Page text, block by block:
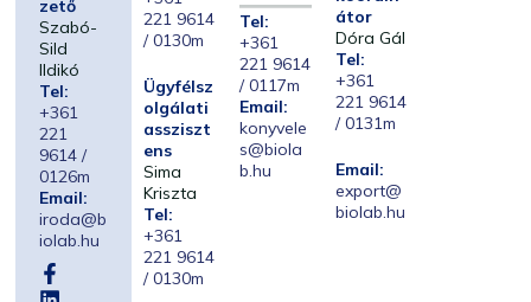
zető
Szabó-
Sild
Ildikó
Tel:
+361
221
9614 /
0126m
Email:
iroda@b
iolab.hu
221 9614
/ 0130m
Ügyfélsz
olgálati
assziszt
ens
Sima
Kriszta
Tel:
+361
221 9614
/ 0130m
Tel:
+361
221 9614
/ 0117m
Email:
konyvele
s@biola
b.hu
átor
Dóra Gál
Tel:
+361
221 9614
/ 0131m
Email:
export@
biolab.hu